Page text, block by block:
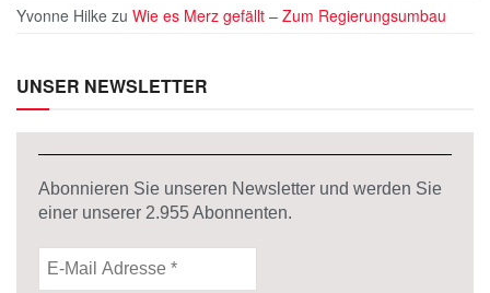
Yvonne Hilke zu Wie es Merz gefällt – Zum Regierungsumbau
UNSER NEWSLETTER
Abonnieren Sie unseren Newsletter und werden Sie
einer unserer 2.955Abonnenten.